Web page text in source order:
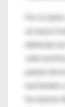
Por lo
un nuevo
deberían
valor
pautas de
nacionales
los nuevos